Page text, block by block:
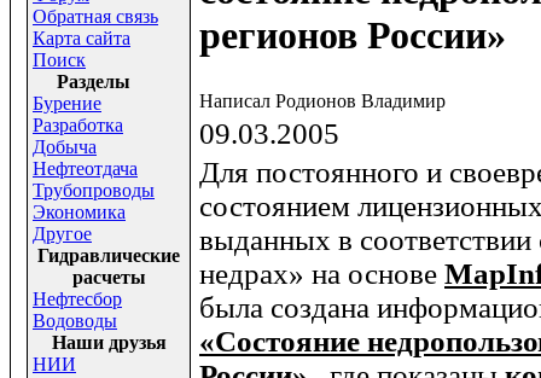
Обратная связь
Карта сайта
Поиск
Раздeлы
Бурение
Разработка
Добыча
Нефтеотдача
Трубопроводы
Экономика
Другое
Гидравлические
расчеты
Нефтесбор
Водоводы
Наши друзья
НИИ
регионов России»
Написал Родионов Владимир
09.03.2005
Для постоянного и
состоянием
выданных в
недрах» на основе
была создана
«Состояние